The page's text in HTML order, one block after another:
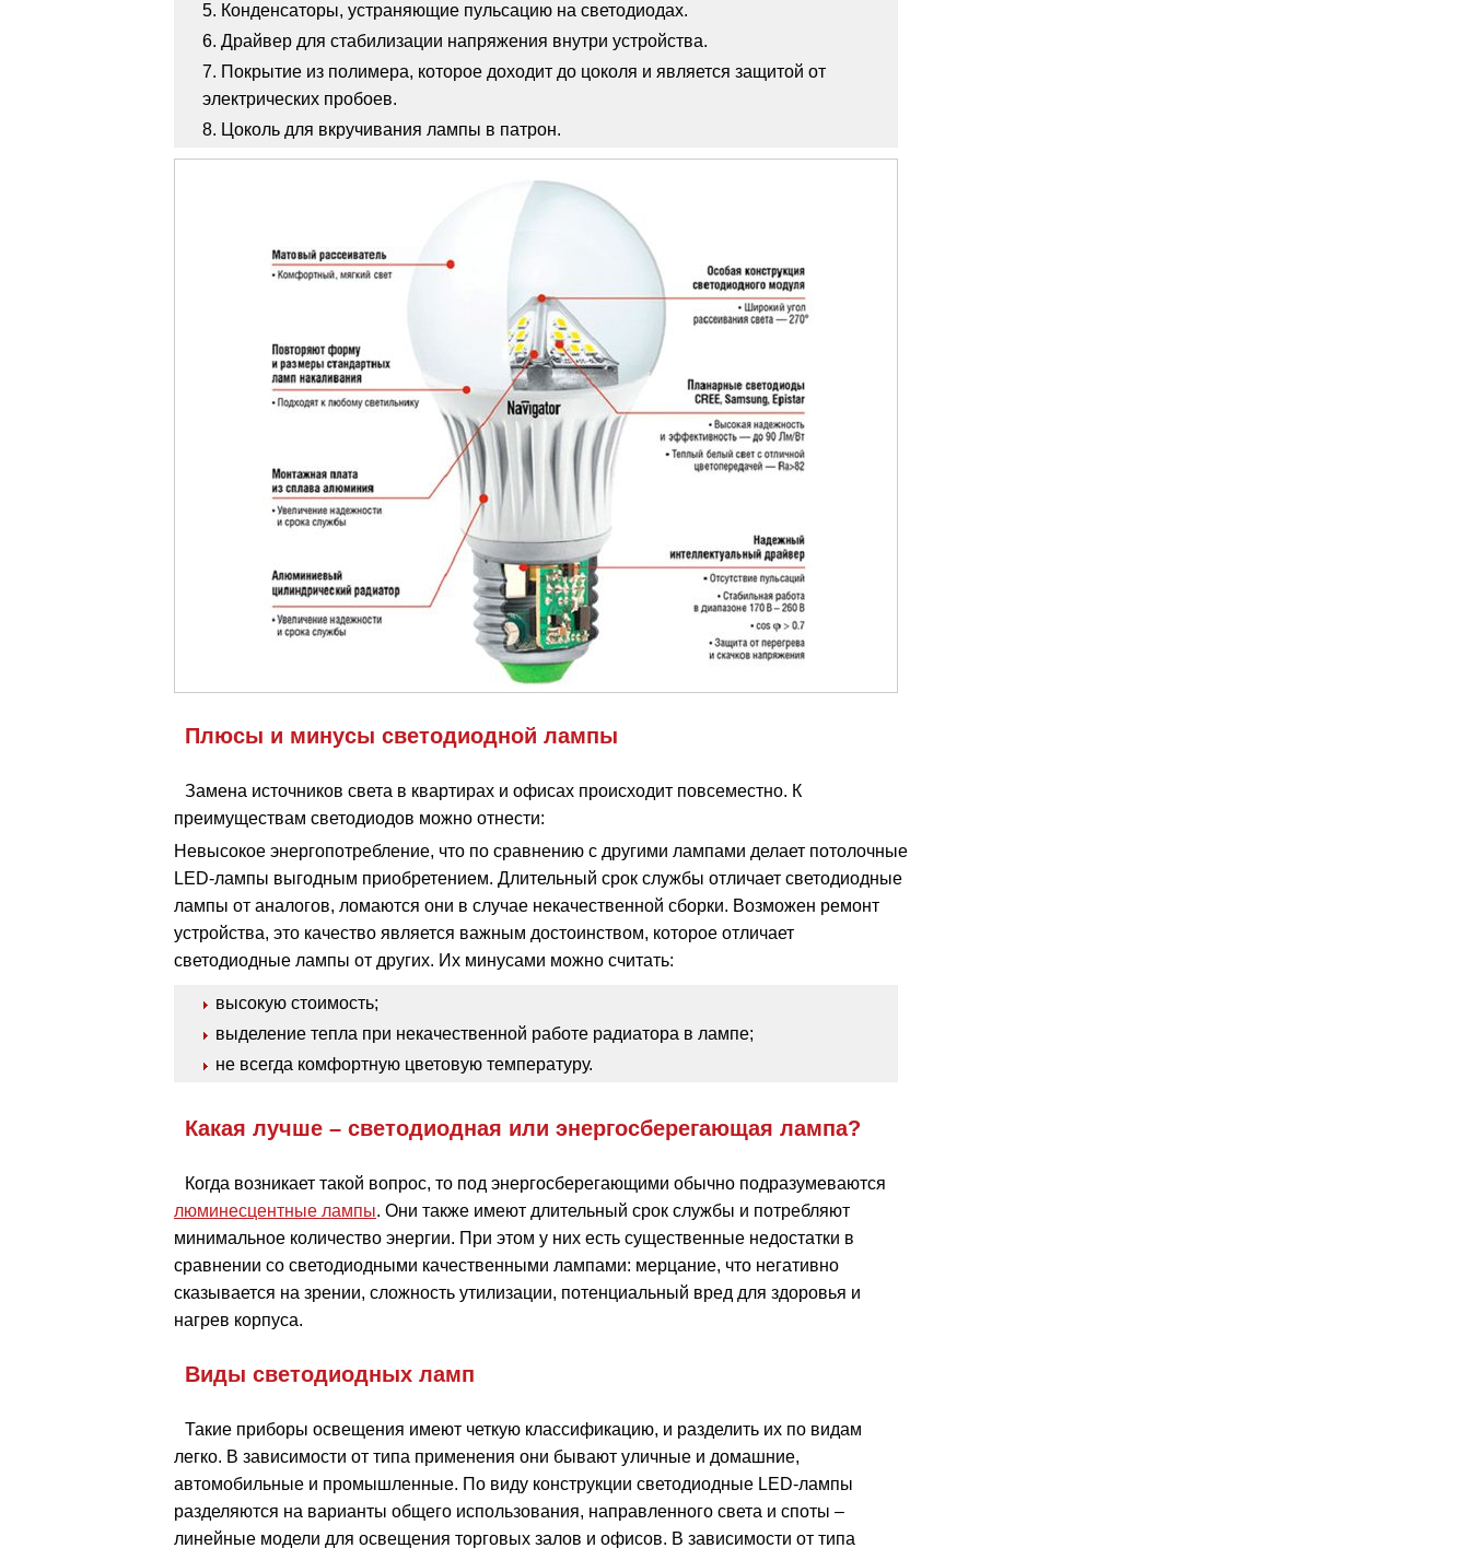
Конденсаторы, устраняющие пульсацию на светодиодах.
Драйвер для стабилизации напряжения внутри устройства.
Покрытие из полимера, которое доходит до цоколя и является защитой от
электрических пробоев.
Цоколь для вкручивания лампы в патрон.
Плюсы и минусы светодиодной лампы
Замена источников света в квартирах и офисах происходит повсеместно. К
преимуществам светодиодов можно отнести:
Невысокое энергопотребление, что по сравнению с другими лампами делает потолочные
LED-лампы выгодным приобретением. Длительный срок службы отличает светодиодные
лампы от аналогов, ломаются они в случае некачественной сборки. Возможен ремонт
устройства, это качество является важным достоинством, которое отличает
светодиодные лампы от других. Их минусами можно считать:
высокую стоимость;
выделение тепла при некачественной работе радиатора в лампе;
не всегда комфортную цветовую температуру.
Какая лучше – светодиодная или энергосберегающая лампа?
Когда возникает такой вопрос, то под энергосберегающими обычно подразумеваются
люминесцентные лампы. Они также имеют длительный срок службы и потребляют
минимальное количество энергии. При этом у них есть существенные недостатки в
сравнении со светодиодными качественными лампами: мерцание, что негативно
сказывается на зрении, сложность утилизации, потенциальный вред для здоровья и
нагрев корпуса.
Виды светодиодных ламп
Такие приборы освещения имеют четкую классификацию, и разделить их по видам
легко. В зависимости от типа применения они бывают уличные и домашние,
автомобильные и промышленные. По виду конструкции светодиодные LED-лампы
разделяются на варианты общего использования, направленного света и споты –
линейные модели для освещения торговых залов и офисов. В зависимости от типа